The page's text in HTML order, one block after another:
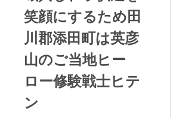
笑顔にするため田
川郡添田町は英彦
山のご当地ヒー
ロー修験戦士ヒテ
ン